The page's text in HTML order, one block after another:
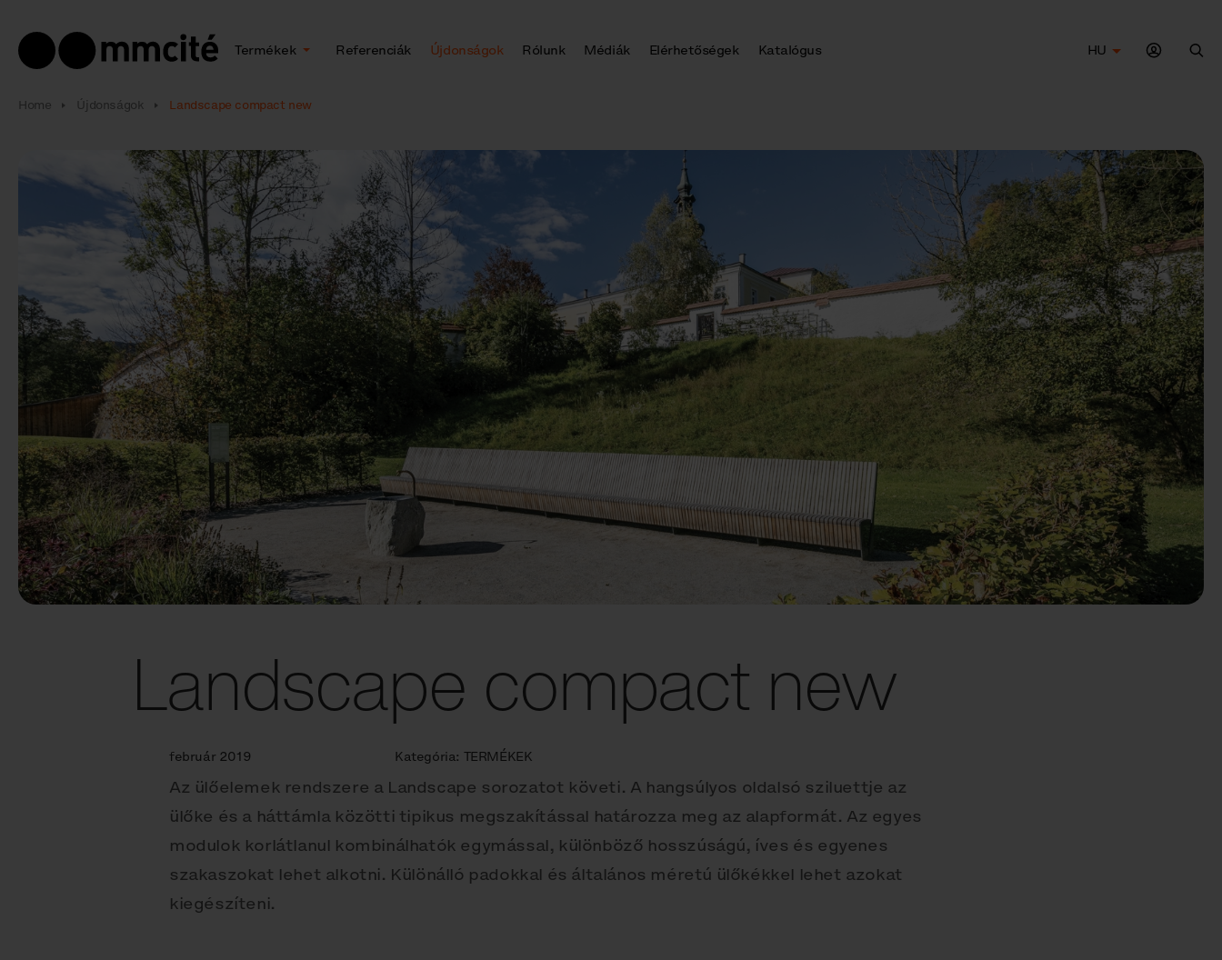
Termékek Referenciák Újdonságok Rólunk Médiák Elérhetőségek Katalógus
HU
Home Újdonságok Landscape compact new
Landscape compact new
február 2019 Kategória: TERMÉKEK
Az ülőelemek rendszere a Landscape sorozatot követi. A hangsúlyos oldalsó sziluettje az
ülőke és a háttámla közötti tipikus megszakítással határozza meg az alapformát. Az egyes
modulok korlátlanul kombinálhatók egymással, különböző hosszúságú, íves és egyenes
szakaszokat lehet alkotni. Különálló padokkal és általános méretú ülőkékkel lehet azokat
kiegészíteni.